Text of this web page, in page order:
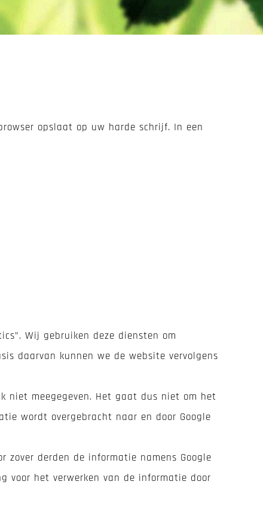
opslaat op uw harde schrijf. In een
Wij gebruiken deze diensten om
daarvan kunnen we de website vervolgens
niet meegegeven. Het gaat dus niet om het
wordt overgebracht naar en door Google
derden de informatie namens Google
voor het verwerken van de informatie door